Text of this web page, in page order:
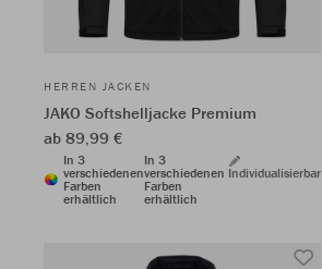
HERREN JACKEN
JAKO Softshelljacke Premium
ab 89,99 €
In 3
verschiedenen
Farben
erhältlich
In 3
verschiedenen
Farben
erhältlich
Individualisierbar